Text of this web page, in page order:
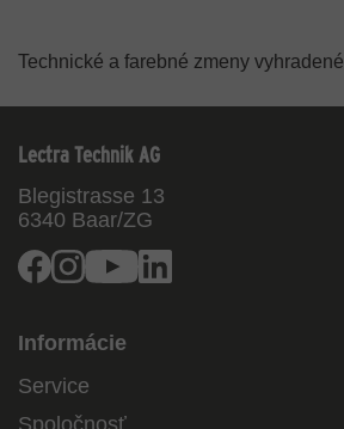
Technické a farebné zmeny vyhradené
Lectra Technik AG
Blegistrasse 13
6340 Baar/ZG
Facebook
InstagramYoutube
Informácie
Service
Spoločnosť